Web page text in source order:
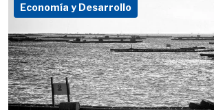
Economía y Desarrollo